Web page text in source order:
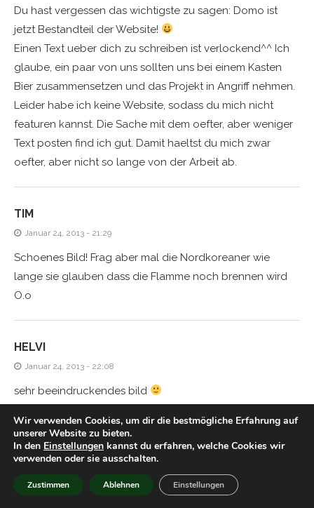
Du hast vergessen das wichtigste zu sagen: Domo ist
jetzt Bestandteil der Website!
Einen Text ueber dich zu schreiben ist verlockend^^ Ich
glaube, ein paar von uns sollten uns bei einem Kasten
Bier zusammensetzen und das Projekt in Angriff nehmen.
Leider habe ich keine Website, sodass du mich nicht
featuren kannst. Die Sache mit dem oefter, aber weniger
Text posten find ich gut. Damit haeltst du mich zwar
oefter, aber nicht so lange von der Arbeit ab.
TIM
Januar 24, 2013 - 21:29
Schoenes Bild! Frag aber mal die Nordkoreaner wie
lange sie glauben dass die Flamme noch brennen wird
O.o
HELVI
Januar 24, 2013 - 22:08
sehr beeindruckendes bild
TIM
Januar 25, 2013 - 20:53
Geil! Sieht zwar aus wie Tempos die man beim Waschen
Wir verwenden Cookies, um dir die bestmögliche Erfahrung auf
unserer Website zu bieten.
In den Einstellungen kannst du erfahren, welche Cookies wir
verwenden oder sie ausschalten.
Zustimmen Ablehnen Einstellungen